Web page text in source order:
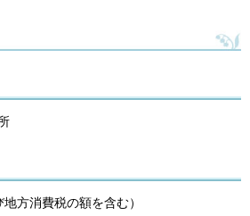
方消費税の額を含む）